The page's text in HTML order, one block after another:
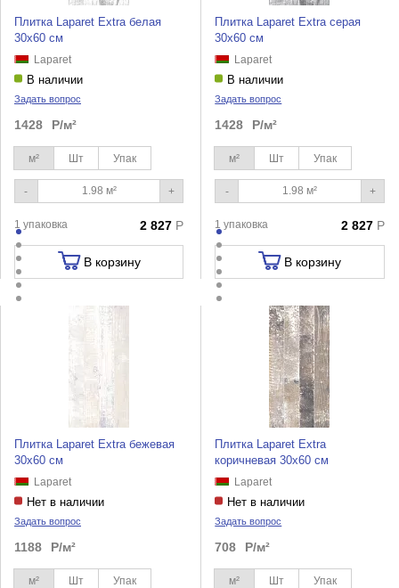
Плитка Laparet Extra белая
30х60 см
Laparet
В наличии
Задать вопрос
1428 Р/м²
м² Шт Упак
- +
1 упаковка 2 827 Р
В корзину
Плитка Laparet Extra серая
30х60 см
Laparet
В наличии
Задать вопрос
1428 Р/м²
м² Шт Упак
- +
1 упаковка 2 827 Р
В корзину
Плитка Laparet Extra бежевая
30х60 см
Laparet
Нет в наличии
Задать вопрос
1188 Р/м²
м² Шт Упак
Плитка Laparet Extra
коричневая 30х60 см
Laparet
Нет в наличии
Задать вопрос
708 Р/м²
м² Шт Упак